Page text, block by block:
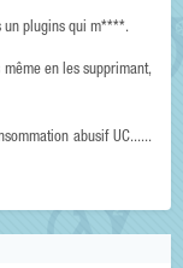
un plugins qui m****.
en les supprimant,
abusif UC......